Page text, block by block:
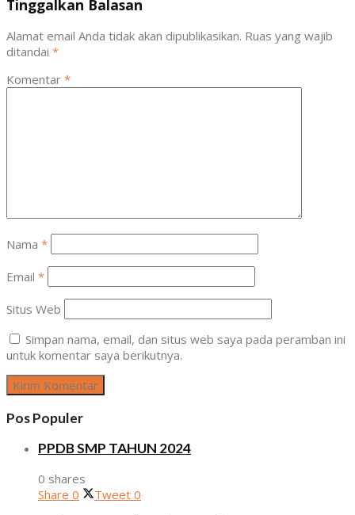
Tinggalkan Balasan
Alamat email Anda tidak akan dipublikasikan. Ruas yang wajib
ditandai *
Komentar *
Nama *
Email *
Situs Web
Simpan nama, email, dan situs web saya pada peramban ini
untuk komentar saya berikutnya.
Pos Populer
PPDB SMP TAHUN 2024
0 shares
Share 0 Tweet 0